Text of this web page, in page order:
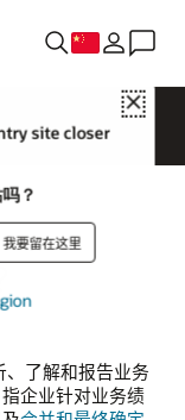
Close
site closer
？
我要留在这里
了解和报告业务
企业针对业务绩